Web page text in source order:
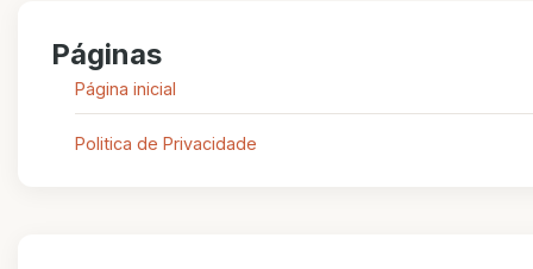
Páginas
Página inicial
Politica de Privacidade